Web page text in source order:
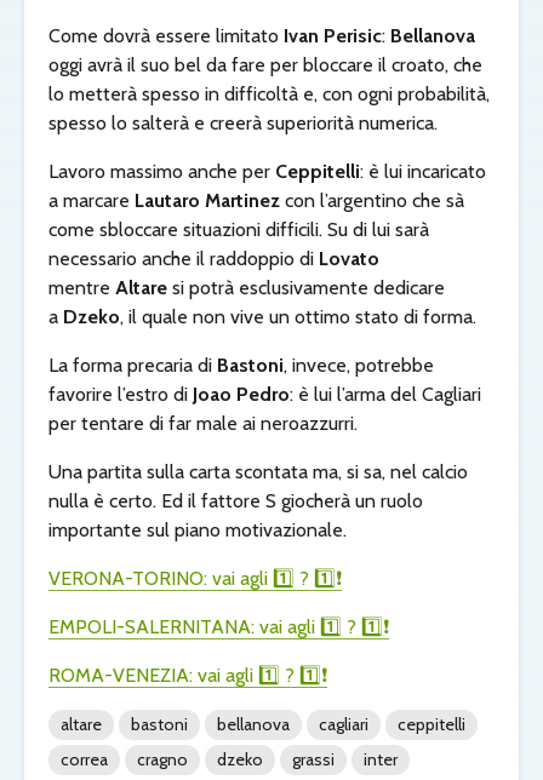
Come dovrà essere limitato Ivan Perisic: Bellanova
oggi avrà il suo bel da fare per bloccare il croato, che
lo metterà spesso in difficoltà e, con ogni probabilità,
spesso lo salterà e creerà superiorità numerica.
Lavoro massimo anche per Ceppitelli: è lui incaricato
a marcare Lautaro Martinez con l’argentino che sà
come sbloccare situazioni difficili. Su di lui sarà
necessario anche il raddoppio di Lovato
mentre Altare si potrà esclusivamente dedicare
a Dzeko, il quale non vive un ottimo stato di forma.
La forma precaria di Bastoni, invece, potrebbe
favorire l’estro di Joao Pedro: è lui l’arma del Cagliari
per tentare di far male ai neroazzurri.
Una partita sulla carta scontata ma, si sa, nel calcio
nulla è certo. Ed il fattore S giocherà un ruolo
importante sul piano motivazionale.
VERONA-TORINO: vai agli 1️⃣ ? 1️⃣❗️
EMPOLI-SALERNITANA: vai agli 1️⃣ ? 1️⃣❗️
ROMA-VENEZIA: vai agli 1️⃣ ? 1️⃣❗️
altare bastoni bellanova cagliari
ceppitelli
correa
cragno dzeko grassi
inter